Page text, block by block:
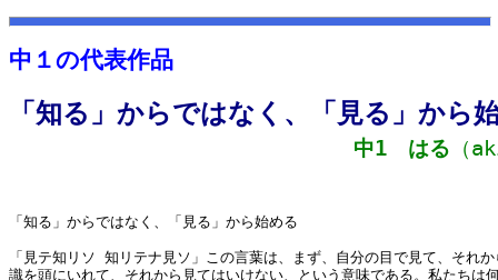
中１の代表作品
「知る」からではなく、「見る」から
中1 はる （
「知る」からではなく、「見る」から始める
「見テ知リソ 知リテナ見ソ」この言葉は、まず、自分の目で見て、それ
識を頭にいれて、それから見てはいけない、という意味である。私たちは